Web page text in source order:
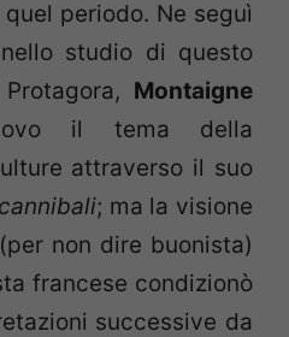
periodo. Ne seguì
studio di questo
Montaigne
il tema della
attraverso il suo
; ma la visione
non dire buonista)
francese condizionò
successive da